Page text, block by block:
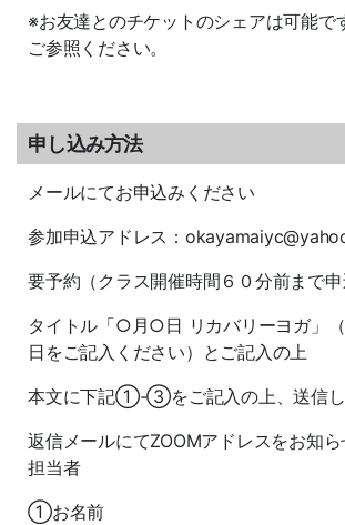
※お友達とのチケットのシェアは可能で
ご参照ください。
申し込み方法
メールにてお申込みください
参加申込アドレス：
要予約（クラス開催時間６０分前まで申
タイトル「○月○日 リカバリーヨガ」
日をご記入ください）とご記入の上
本文に下記①-③をご記入の上、送信し
返信メールにてZOOMアドレスをお知ら
担当者
①お名前